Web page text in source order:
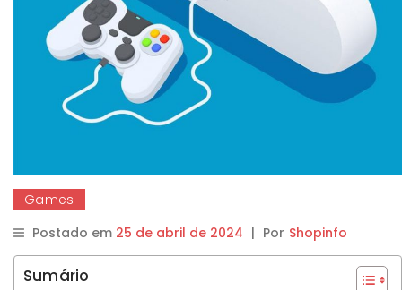
Games
Postado em 25 de abril de 2024 | Por Shopinfo
Sumário